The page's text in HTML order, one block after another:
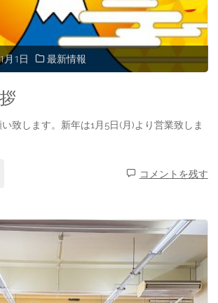
月1日 最新情報
致します。新年は1月5日(月)より営業致しま
コメントを残す